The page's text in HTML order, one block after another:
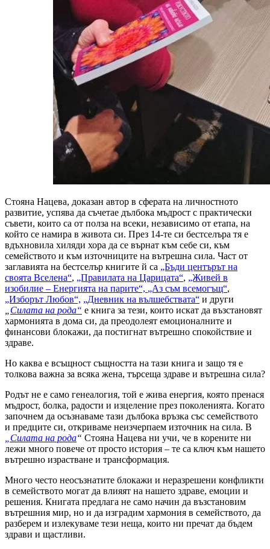
Стояна Нацева, доказан автор в сферата на личностното
развитие, успява да съчетае дълбока мъдрост с практически
съвети, които са от полза на всеки, независимо от етапа, на
който се намира в живота си. През 14-те си бестселъра тя е
вдъхновила хиляди хора да се върнат към себе си, към
семейството и към източниците на вътрешна сила. Част от
заглавията на бестселър книгите й са „Бъди центърът на
своята Вселена“, „Правилата на Царицата“, „Живей в
изобилие – Енергията на парите“, „Аз съм всемогъщ“,
„Изборът Любов“, „Дневник на вълшебствата“ и други
Силата на рода“ е книга за тези, които искат да възстановят
хармонията в дома си, да преодолеят емоционалните и
финансови блокажи, да постигнат вътрешно спокойствие и
здраве.
Но каква е всъщност същността на тази книга и защо тя е
толкова важна за всяка жена, търсеща здраве и вътрешна сила?
Родът не е само генеалогия, той е жива енергия, която пренася
мъдрост, болка, радости и изцеление през поколенията. Когато
започнем да осъзнаваме тази дълбока връзка със семейството
и предците си, откриваме неизчерпаем източник на сила. В
„Силата на рода“ Стояна Нацева ни учи, че в корените ни
лежи много повече от просто история – те са ключ към нашето
вътрешно израстване и трансформация.
Много често неосъзнатите блокажи и неразрешени конфликти
в семейството могат да влияят на нашето здраве, емоции и
решения. Книгата предлага не само начин да възстановим
вътрешния мир, но и да изградим хармония в семейството, да
разберем и излекуваме тези неща, които ни пречат да бъдем
здрави и щастливи.